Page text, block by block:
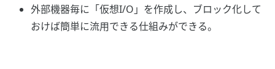
外部機器毎に「仮想I/O」を作成し、ブロック化して
おけば簡単に流用できる仕組みができる。